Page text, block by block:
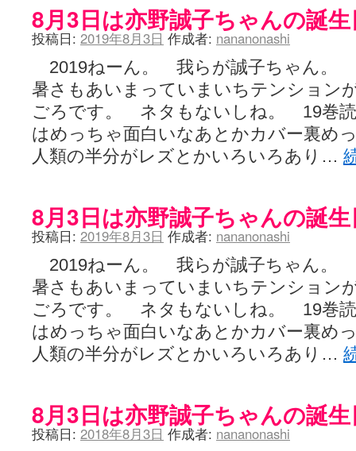
ばるのまーじゃん日和 - 咲-saki- / クリスマス！！そして…
(10:28)
咲めも！ / ニワチョコ、尊い。 (04:23)
ＳＳＳ（咲ＳＳ）感想ブログ / 【SSS】憩 -Kei- 全国編第２２局『流局
煌-Subara- - 咲-saki- / シノハユ感想 (13:19)
SYNTH 2006 - 咲 -Saki- / 阿知賀編をドヤ顔に着目しながらまたまた
かえんだん - 咲-Saki- / 朱里「そげなこつ私がやっておきますから！」
Saki-1 グランプリ ～咲ワン～ / しわが誕生することは老化現象だと
木と木と木 - 咲-saki- / 新道寺の本
(00:00)
ヤンデレ・狂気の百合SSブログ / 【咲-Saki-SS：久咲】そして私たち
迷子の坊やのみちくさ日記 / 【連載感想】宮永照についてのあれこれ
エトピリカ!! - 咲-saki- / 咲-Saki-16巻 シノハユ7巻表紙予想 (11:05)
ニワカSakiファンの部屋 - 咲-Saki- / 咲の実写化について（再）
Hinamado blog - 咲-Saki- / リハビリテーション (04:56)
咲ワン・neo[仮] / 私事。
EL HOLAZO - 咲-Saki- / 吉野から上り方面の帰り道、亀山JCT-四日市
何の変哲もない咲の地名紹介 / 小鍛治さんが通っていた小学校 茨城
咲-Saki-.長野編をにょろんと見てみるブログ - 咲-Saki- / 第143局[応変
まったり咲SS他ブログ - 咲-Saki- / 照と洋榎のANN第9回
(09:00)
咲-Saki-カツゲン備忘録 / 咲-Saki-154局 【奮起】 マジかー！ (13:30)
咲-saki-速報 / 一時休止のお知らせ (08:26)
ふわふわな記憶 / 1 (16:20)
咲っ考 / 何故咲は大将で、照は先鋒なのか？
8月3日は亦野誠子ちゃんの誕
投稿日: 2019年8月3日 作成者: nananonashi
2019ねーん。 我らが誠子ちゃん
暑さもあいまっていまいちテンション
ごろです。 ネタもないしね。 19巻読
はめっちゃ面白いなあとかカバー裏め
人類の半分がレズとかいろいろあり…
8月3日は亦野誠子ちゃんの誕
投稿日: 2019年8月3日 作成者: nananonashi
2019ねーん。 我らが誠子ちゃん
暑さもあいまっていまいちテンション
ごろです。 ネタもないしね。 19巻読
はめっちゃ面白いなあとかカバー裏め
人類の半分がレズとかいろいろあり…
8月3日は亦野誠子ちゃんの誕
投稿日: 2018年8月3日 作成者: nananonashi